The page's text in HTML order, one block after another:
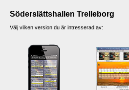
Söderslättshallen Trelleborg
Välj vilken version du är intresserad av: